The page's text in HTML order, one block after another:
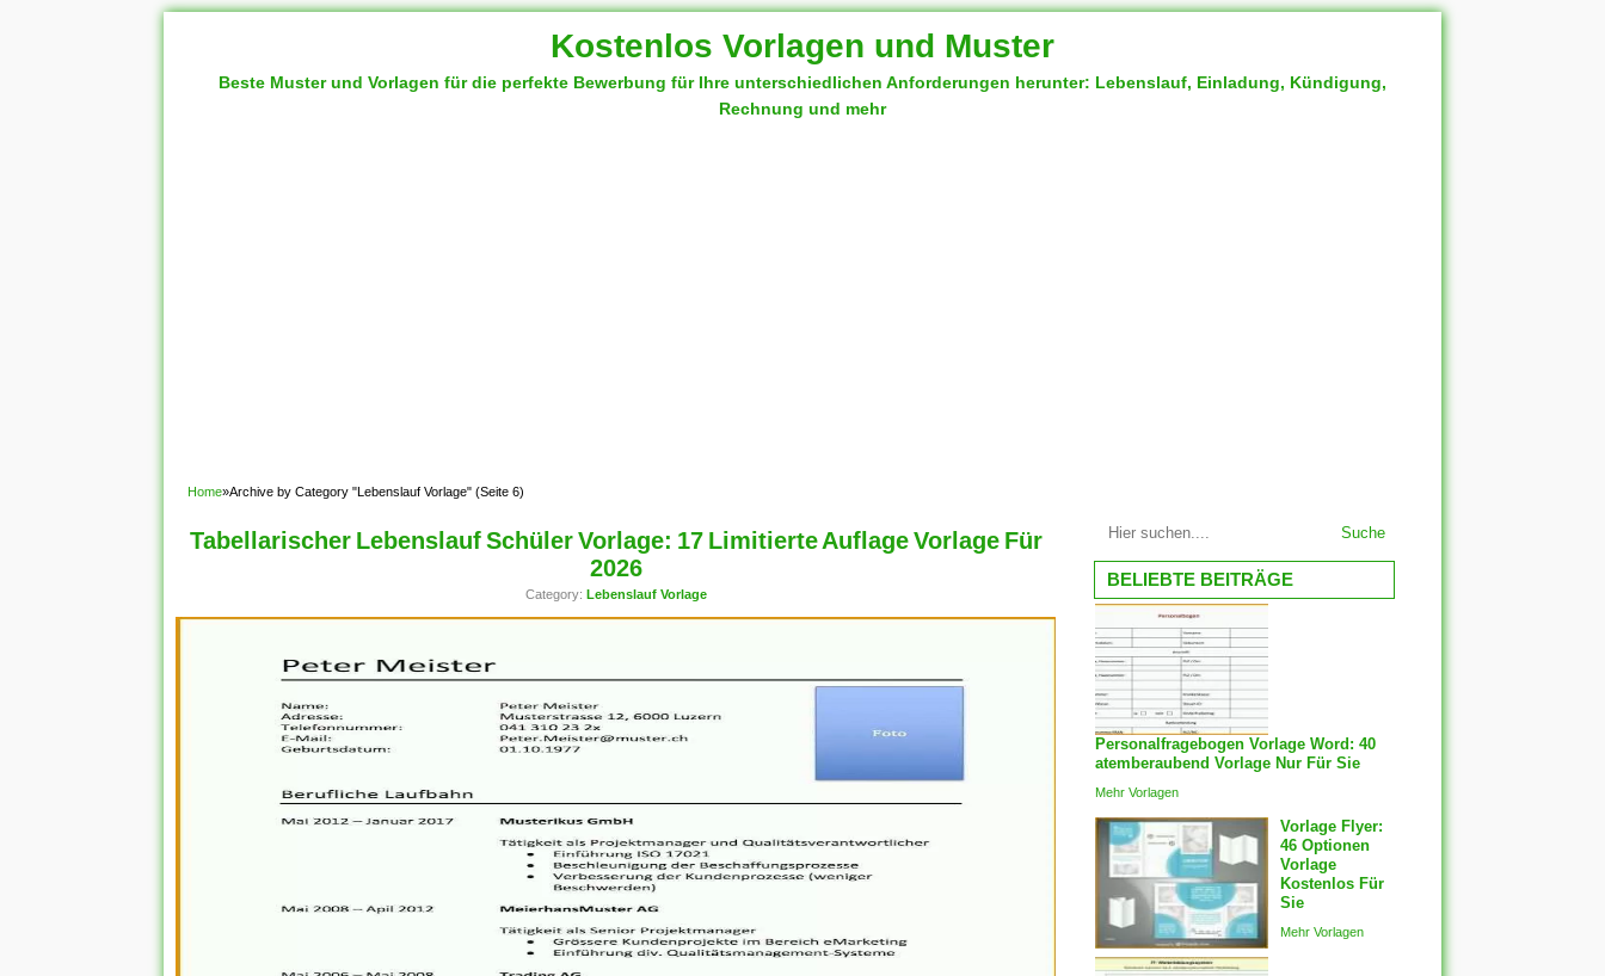
Kostenlos Vorlagen und Muster
Beste Muster und Vorlagen für die perfekte Bewerbung für Ihre unterschiedlichen Anforderungen herunter: Lebenslauf, Einladung, Kündigung,
Rechnung und mehr
Home»Archive by Category "Lebenslauf Vorlage" (Seite 6)
Tabellarischer Lebenslauf Schüler Vorlage: 17 Limitierte Auflage Vorlage Für
2026
Category: Lebenslauf Vorlage
Suche
BELIEBTE BEITRÄGE
Personalfragebogen Vorlage Word: 40
atemberaubend Vorlage Nur Für Sie
Mehr Vorlagen
Vorlage Flyer:
46 Optionen
Vorlage
Kostenlos Für
Sie
Mehr Vorlagen